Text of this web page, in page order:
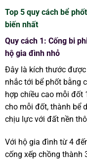
Top 5 quy cách bể
biến nhất
Quy cách 1: Cống bi
hộ gia đình nhỏ
Đây là kích thước
nhắc tới bể phốt bằng
hợp chiều cao mỗi đốt
cho mỗi đốt, thành bể
chịu lực với đất nền
Với hộ gia đình từ 4
cống xếp chồng thành